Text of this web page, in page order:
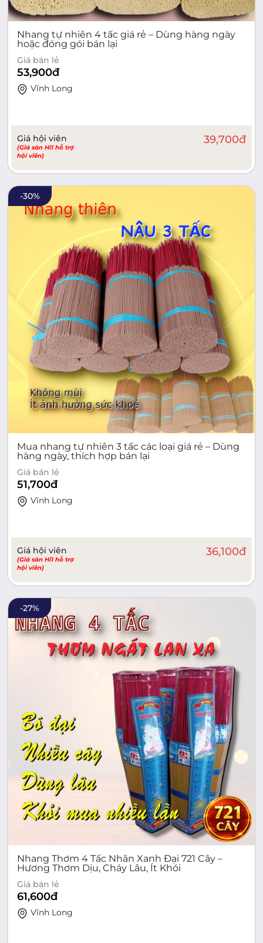
Nhang tự nhiên 4 tấc giá rẻ – Dùng hàng ngày
hoặc đóng gói bán lại
Giá bán lẻ
53,900đ
Vĩnh Long
Giá hội viên
(Giá sàn Hi1 hỗ trợ
hội viên)
39,700đ
-30%
Mua nhang tự nhiên 3 tấc các loại giá rẻ – Dùng
hàng ngày, thích hợp bán lại
Giá bán lẻ
51,700đ
Vĩnh Long
Giá hội viên
(Giá sàn Hi1 hỗ trợ
hội viên)
36,100đ
-27%
Nhang Thơm 4 Tấc Nhãn Xanh Đại 721 Cây –
Hương Thơm Dịu, Cháy Lâu, Ít Khói
Giá bán lẻ
61,600đ
Vĩnh Long